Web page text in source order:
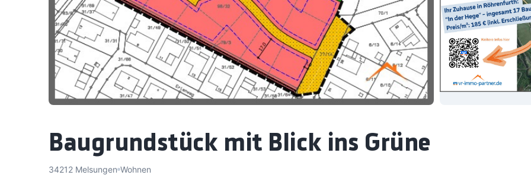
Baugrundstück mit Blick ins Grüne
34212 Melsungen Wohnen